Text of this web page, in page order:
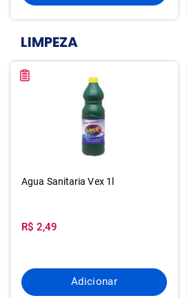
LIMPEZA
Agua Sanitaria Vex 1l
R$ 2,49
Adicionar